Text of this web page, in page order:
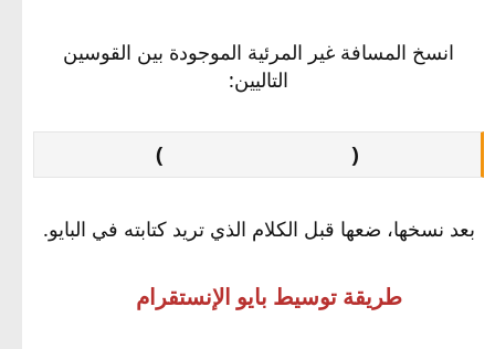
انسخ المسافة غير المرئية الموجودة بين القوسين
التاليين:
(⠀⠀ ⠀⠀ ⠀⠀ ⠀⠀ ⠀⠀)
بعد نسخها، ضعها قبل الكلام الذي تريد كتابته في البايو.
طريقة توسيط بايو الإنستقرام